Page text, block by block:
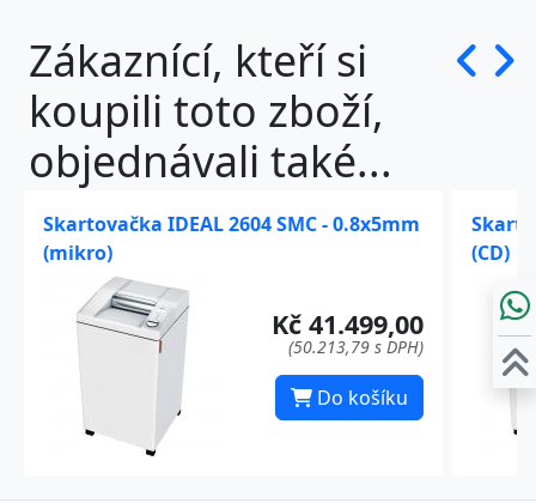
Zákaznící, kteří si
koupili toto zboží,
objednávali také...
Skartovačka IDEAL 2604 SMC - 0.8x5mm
(mikro)
Kč 41.499,00
(50.213,79 s DPH)
Do košíku
(CD)